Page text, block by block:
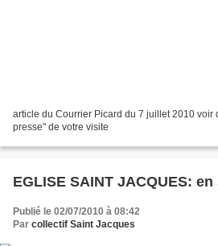
article du Courrier Picard du 7 juillet 2010 voir
presse" de votre visite
EGLISE SAINT JACQUES:
Publié le 02/07/2010 à 08:42
Par collectif Saint Jacques